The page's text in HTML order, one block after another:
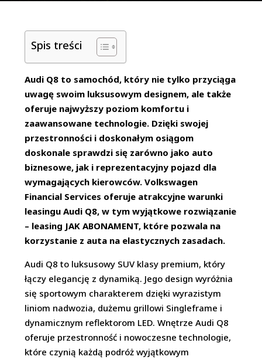
Spis treści
Audi Q8 to samochód, który nie tylko przyciąga
uwagę swoim luksusowym designem, ale także
oferuje najwyższy poziom komfortu i
zaawansowane technologie. Dzięki swojej
przestronności i doskonałym osiągom
doskonale sprawdzi się zarówno jako auto
biznesowe, jak i reprezentacyjny pojazd dla
wymagających kierowców. Volkswagen
Financial Services oferuje atrakcyjne warunki
leasingu Audi Q8, w tym wyjątkowe rozwiązanie
– leasing JAK ABONAMENT, które pozwala na
korzystanie z auta na elastycznych zasadach.
Audi Q8 to luksusowy SUV klasy premium, który
łączy elegancję z dynamiką. Jego design wyróżnia
się sportowym charakterem dzięki wyrazistym
liniom nadwozia, dużemu grillowi Singleframe i
dynamicznym reflektorom LED. Wnętrze Audi Q8
oferuje przestronność i nowoczesne technologie,
które czynią każdą podróż wyjątkowym